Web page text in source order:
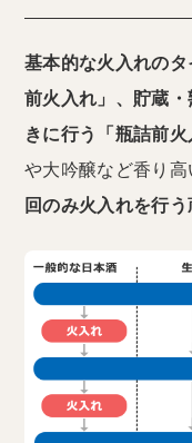
基本的な火入れの
前火入れ」、貯蔵
きに行う「瓶詰前火
や大吟醸など香り高
回のみ火入れを行う